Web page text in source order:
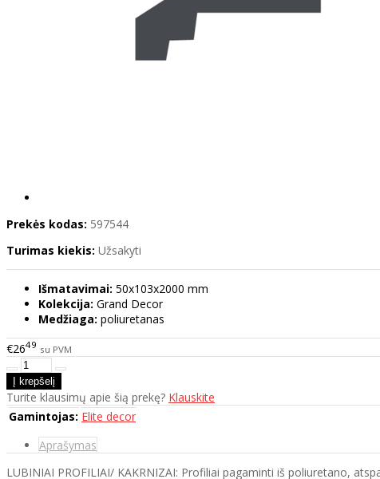
Prekės kodas: 597544
Turimas kiekis: Užsakyti
Išmatavimai: 50x103x2000 mm
Kolekcija: Grand Decor
Medžiaga: poliuretanas
€2649 su PVM
Turite klausimų apie šią prekę? Klauskite
Gamintojas: Elite decor
Aprašymas
LUBINIAI PROFILIAI/ KAKRNIZAI: Profiliai pagaminti iš poliuretano,